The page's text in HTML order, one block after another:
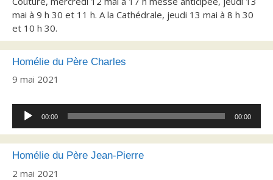
mai à 9 h 30 et 11 h. A la Cathédrale, jeudi 13 mai à 8 h 30
et 10 h 30.
Homélie du Père Charles
9 mai 2021
Lecteur
audio
00:00 00:00
Homélie du Père Jean-Pierre
2 mai 2021